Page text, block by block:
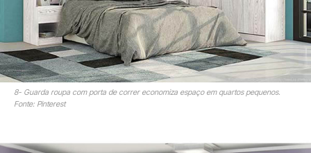
8- Guarda roupa com porta de correr economiza espaço em quartos pequenos.
Fonte: Pinterest